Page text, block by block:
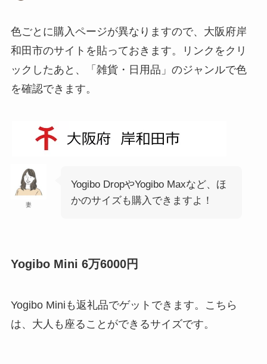
色ごとに購入ページが異なりますので、大阪府岸
和田市のサイトを貼っておきます。リンクをクリ
ックしたあと、「雑貨・日用品」のジャンルで色
を確認できます。
妻
Yogibo DropやYogibo Maxなど、ほ
かのサイズも購入できますよ！
Yogibo Mini 6万6000円
Yogibo Miniも返礼品でゲットできます。こちら
は、大人も座ることができるサイズです。